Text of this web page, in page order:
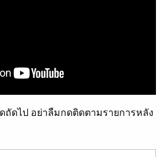
ถัดไป อย่าลืมกดติดตามรายการหลัง